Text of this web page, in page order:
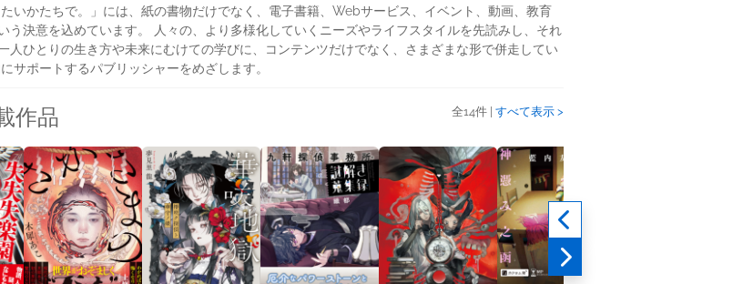
いかたちで。」には、紙の書物だけでなく、電子書籍、Webサービス、イベント、動画、教育
う決意を込めています。 人々の、より多様化していくニーズやライフスタイルを先読みし、それ
ひとりの生き方や未来にむけての学びに、コンテンツだけでなく、さまざまな形で併走してい
サポートするパブリッシャーをめざします。
作品 全14件 | すべて表示 >